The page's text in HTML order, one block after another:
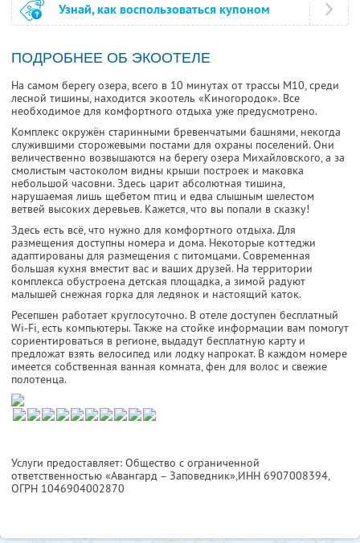
Узнай, как воспользоваться купоном
ПОДРОБНЕЕ ОБ ЭКООТЕЛЕ
На самом берегу озера, всего в 10 минутах от трассы М10, среди
лесной тишины, находится экоотель «Киногородок». Все
необходимое для комфортного отдыха уже предусмотрено.
Комплекс окружён старинными бревенчатыми башнями, некогда
служившими сторожевыми постами для охраны поселений. Они
величественно возвышаются на берегу озера Михайловского, а за
смолистым частоколом видны крыши построек и маковка
небольшой часовни. Здесь царит абсолютная тишина,
нарушаемая лишь щебетом птиц и едва слышным шелестом
ветвей высоких деревьев. Кажется, что вы попали в сказку!
Здесь есть всё, что нужно для комфортного отдыха. Для
размещения доступны номера и дома. Некоторые коттеджи
адаптированы для размещения с питомцами. Современная
большая кухня вместит вас и ваших друзей. На территории
комплекса обустроена детская площадка, а зимой радуют
малышей снежная горка для ледянок и настоящий каток.
Ресепшен работает круглосуточно. В отеле доступен бесплатный
Wi-Fi, есть компьютеры. Также на стойке информации вам помогут
сориентироваться в регионе, выдадут бесплатную карту и
предложат взять велосипед или лодку напрокат. В каждом номере
имеется собственная ванная комната, фен для волос и свежие
полотенца.
Услуги предоставляет: Общество с ограниченной
ответственностью «Авангард – Заповедник»,ИНН 6907008394,
ОГРН 1046904002870